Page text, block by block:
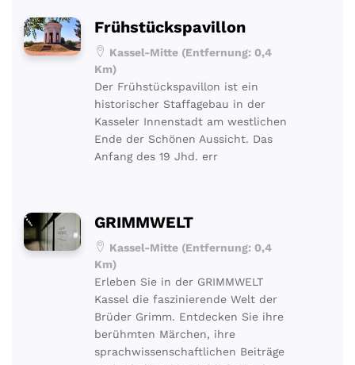
Frühstückspavillon
Kassel-Mitte (Entfernung: 0,4
Km)
Der Frühstückspavillon ist ein
historischer Staffagebau in der
Kasseler Innenstadt am westlichen
Ende der Schönen Aussicht. Das
Anfang des 19 Jhd. err
GRIMMWELT
Kassel-Mitte (Entfernung: 0,4
Km)
Erleben Sie in der GRIMMWELT
Kassel die faszinierende Welt der
Brüder Grimm. Entdecken Sie ihre
berühmten Märchen, ihre
sprachwissenschaftlichen Beiträge